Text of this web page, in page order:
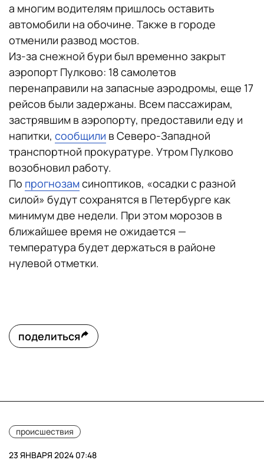
а многим водителям пришлось оставить
автомобили на обочине. Также в городе
отменили развод мостов.
Из-за снежной бури был временно закрыт
аэропорт Пулково: 18 самолетов
перенаправили на запасные аэродромы, еще 17
рейсов были задержаны. Всем пассажирам,
застрявшим в аэропорту, предоставили еду и
напитки, сообщили в Северо-Западной
транспортной прокуратуре. Утром Пулково
возобновил работу.
По прогнозамсиноптиков, «осадки с разной
силой» будут сохранятся в Петербурге как
минимум две недели. При этом морозов в
ближайшее время не ожидается —
температура будет держаться в районе
нулевой отметки.
поделиться
происшествия
23 ЯНВАРЯ 2024 07:48